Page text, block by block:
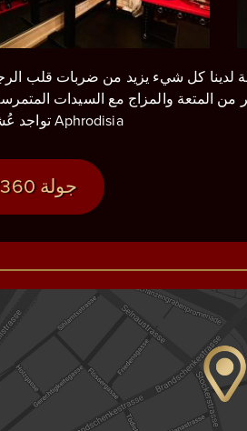
كل شيء يزيد من ضربات قلب
من المتعة والمزاج مع السيدات
Aphrodisia تواجد عُشاق ومحبي الأدوار الجنسية المثيرة.
جولة 360° عبر الغرفة المظلمة